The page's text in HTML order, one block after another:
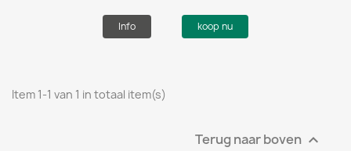
Info koop nu
Item 1-1 van 1 in totaal item(s)
Terug naar boven 